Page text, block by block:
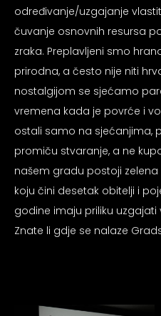
određivanje/uzgajanje
čuvanje osnovnih resursa
zraka. Preplavljeni smo
prirodna, a često nije niti
nostalgijom se sjećamo
vremena kada je povrće i
ostali samo na sjećanjima,
promiču stvaranje, a ne
našem gradu postoji
koju čini desetak obitelji i
godine imaju priliku
Znate li gdje se nalaze